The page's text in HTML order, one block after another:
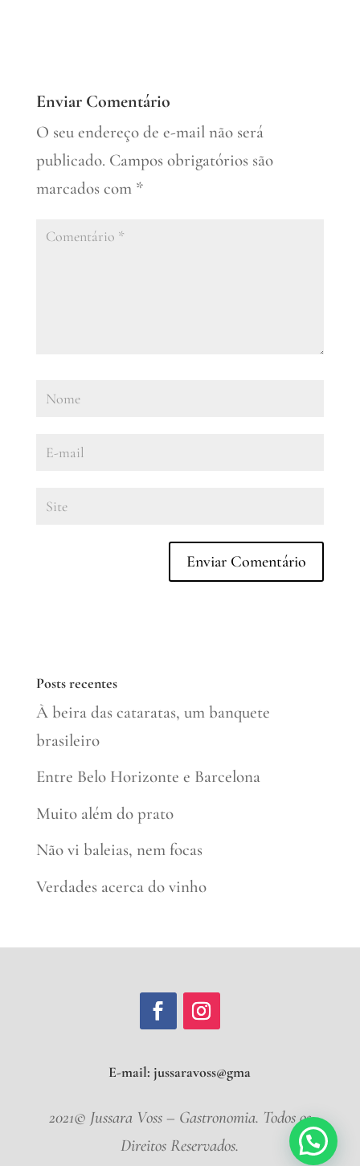
Enviar Comentário
O seu endereço de e-mail não será
publicado. Campos obrigatórios são
marcados com *
Posts recentes
À beira das cataratas, um banquete
brasileiro
Entre Belo Horizonte e Barcelona
Muito além do prato
Não vi baleias, nem focas
Verdades acerca do vinho
E-mail:jussaravos
2021© Jussara Voss – Gastronomia. Todos os
Direitos Reservados.